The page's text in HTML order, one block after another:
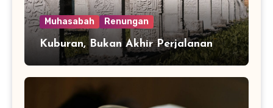
Muhasabah Renungan
Kuburan, Bukan Akhir Perjalanan